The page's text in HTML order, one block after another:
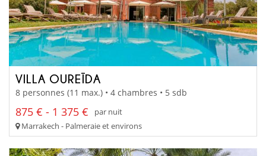
VILLA OUREÏDA
8 personnes (11 max.) • 4 chambres • 5 sdb
875 € - 1 375 €
par nuit
Marrakech - Palmeraie et environs